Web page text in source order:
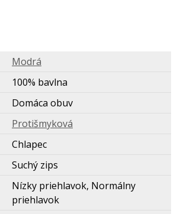
Modr
100% bavlna
Domáca obuv
Protišmykov
Chlapec
Suchý zips
Nízky priehlavok, Normálny
priehlavok